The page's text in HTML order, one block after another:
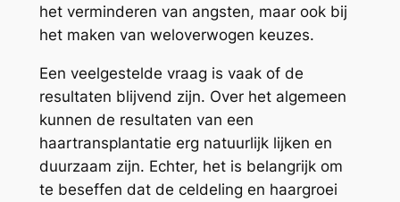
het verminderen van angsten, maar ook bij
het maken van weloverwogen keuzes.
Een veelgestelde vraag is vaak of de
resultaten blijvend zijn. Over het algemeen
kunnen de resultaten van een
haartransplantatie erg natuurlijk lijken en
duurzaam zijn. Echter, het is belangrijk om
te beseffen dat de celdeling en haargroei